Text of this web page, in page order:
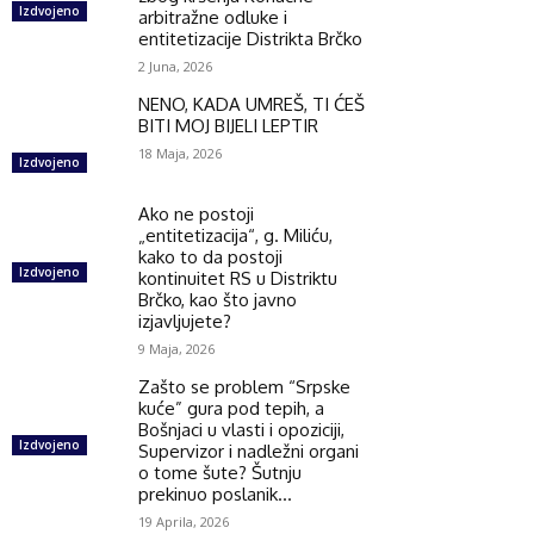
Izdvojeno
arbitražne odluke i
entitetizacije Distrikta Brčko
2 Juna, 2026
Izdvojeno
NENO, KADA UMREŠ, TI ĆEŠ
BITI MOJ BIJELI LEPTIR
18 Maja, 2026
Izdvojeno
Ako ne postoji
„entitetizacija“, g. Miliću,
kako to da postoji
kontinuitet RS u Distriktu
Brčko, kao što javno
izjavljujete?
9 Maja, 2026
Izdvojeno
Zašto se problem “Srpske
kuće” gura pod tepih, a
Bošnjaci u vlasti i opoziciji,
Supervizor i nadležni organi
o tome šute? Šutnju
prekinuo poslanik...
19 Aprila, 2026